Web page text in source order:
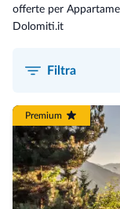
offerte per
Dolomiti.it
Filtra
Premium